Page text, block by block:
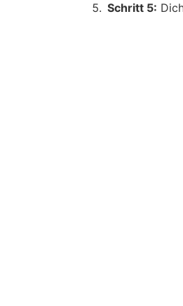
Schritt 5: